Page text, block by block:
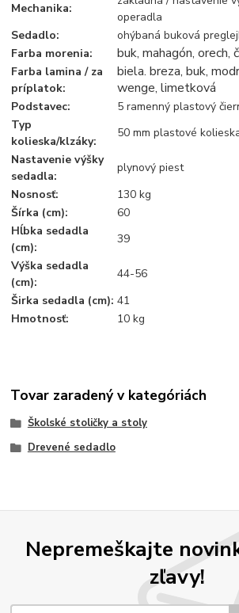
Mechanika:
operadla
Sedadlo:
ohýbaná buková
Farba morenia:
buk, mahagón, orech,
Farba lamina / za
príplatok:
biela. breza, buk,
wenge, limetková
Podstavec:
5 ramenný plastový
Typ
kolieska/klzáky:
50 mm plastové
Nastavenie výšky
sedadla:
plynový piest
Nosnosť:
130 kg
Šírka (cm):
60
Hĺbka sedadla
(cm):
39
Výška sedadla
(cm):
44-56
Širka sedadla (cm): 41
Hmotnosť:
10 kg
Tovar zaradený v kategóriách
Školské stoličky a stoly
Drevené sedadlo
Nepremeškajte
zľavy!